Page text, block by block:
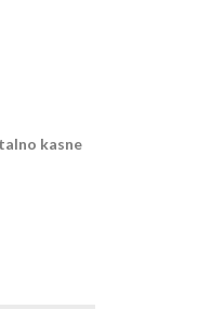
kasne